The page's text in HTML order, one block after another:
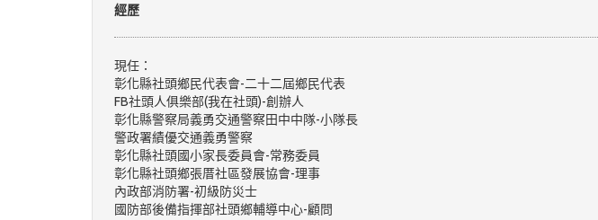
經歷
現任：
彰化縣社頭鄉民代表會-二十二屆鄉民代表
FB社頭人俱樂部(我在社頭)-創辦人
彰化縣警察局義勇交通警察田中中隊-小隊長
警政署績優交通義勇警察
彰化縣社頭國小家長委員會-常務委員
彰化縣社頭鄉張厝社區發展協會-理事
內政部消防署-初級防災士
國防部後備指揮部社頭鄉輔導中心-顧問